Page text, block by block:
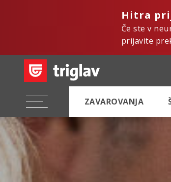
Hitra
Če ste v
prijavite
ZAVAROVANJA